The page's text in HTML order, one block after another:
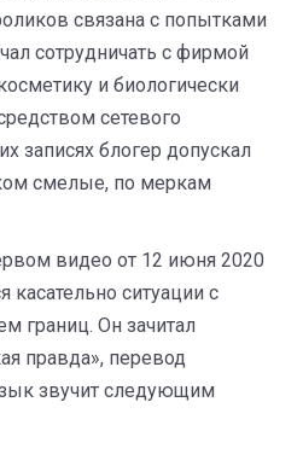
связана с попытками
сотрудничать с фирмой
и биологически
сетевого
записях блогер допускал
смелые, по меркам
видео от 12 июня 2020
касательно ситуации с
границ. Он зачитал
правда», перевод
звучит следующим